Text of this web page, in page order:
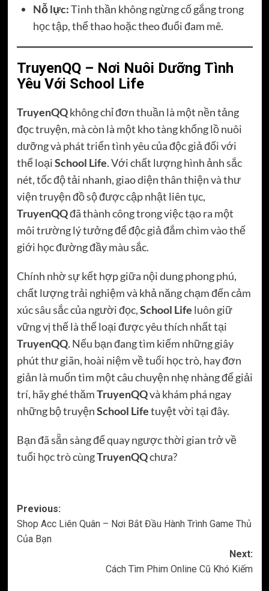
Nỗ lực:Tinh thần không ngừng cố gắng trong
học tập, thể thao hoặc theo đuổi đam mê.
TruyenQQ – Nơi Nuôi Dưỡng Tình
Yêu Với School Life
TruyenQQkhông chỉ đơn thuần là một nền tảng
đọc truyện, mà còn là một kho tàng khổng lồ nuôi
dưỡng và phát triển tình yêu của độc giả đối với
thể loạiSchool Life. Với chất lượng hình ảnh sắc
nét, tốc độ tải nhanh, giao diện thân thiện và thư
viện truyện đồ sộ được cập nhật liên tục,
TruyenQQđã thành công trong việc tạo ra một
môi trường lý tưởng để độc giả đắm chìm vào thế
giới học đường đầy màu sắc.
Chính nhờ sự kết hợp giữa nội dung phong phú,
chất lượng trải nghiệm và khả năng chạm đến cảm
xúc sâu sắc của người đọc,School Life luôn giữ
vững vị thế là thể loại được yêu thích nhất tại
TruyenQQ. Nếu bạn đang tìm kiếm những giây
phút thư giãn, hoài niệm về tuổi học trò, hay đơn
giản là muốn tìm một câu chuyện nhẹ nhàng để giải
trí, hãy ghé thămTruyenQQvà khám phá ngay
những bộ truyệnSchool Lifetuyệt vời tại đây.
Bạn đã sẵn sàng để quay ngược thời gian trở về
tuổi học trò cùngTruyenQQchưa?
Post
navigation
Previous:
Shop Acc Liên Quân – Nơi Bắt Đầu Hành Trình Game Thủ
Của Bạn
Next:
Cách Tìm Phim Online Cũ Khó Kiếm